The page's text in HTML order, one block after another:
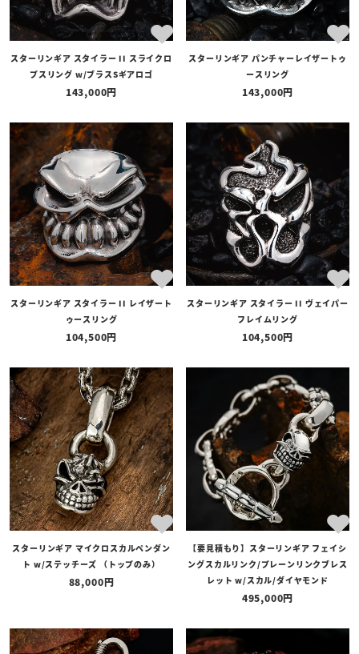
スターリンギア スタイラー II スライクロ
プスリング w/ブラスSギアロゴ
143,000
スターリンギア パンチャーレイザートゥ
ースリング
143,000
スターリンギア スタイラー II レイザート
ゥースリング
104,500
スターリンギア スタイラー II ヴェイパー
フレイムリング
104,500
スターリンギア マイクロスカルペンダン
ト w/ステッチーズ （トップのみ）
88,000
【要見積もり】スターリンギア フェイシ
ングスカルリンク/プレーンリンクブレス
レット w/スカル/ダイヤモンド
495,000